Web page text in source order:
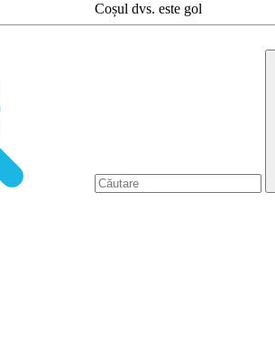
Coșul dvs. este gol